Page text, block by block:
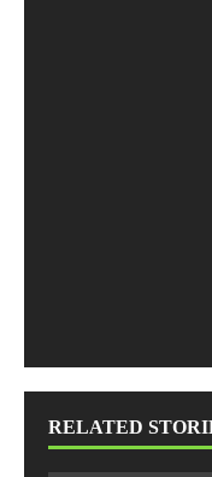
RELATED